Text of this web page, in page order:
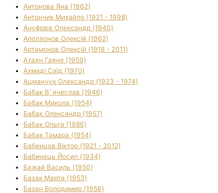
Антонова Яна (1962)
Антончик Михайло (1921 - 1998)
Ануфрієв Олександр (1940)
Аполлонов Олексій (1962)
Артамонов Олексій (1918 - 2011)
Атаян Гаяне (1959)
Ахмаді Саїд (1970)
Ацманчук Олександр (1923 - 1974)
Бабак В`ячеслав (1946)
Бабак Микола (1954)
Бабак Олександр (1957)
Бабак Ольга (1986)
Бабак Тамара (1954)
Бабенцов Віктор (1921 - 2012)
Бабинець Йосип (1934)
Бажай Василь (1950)
Базак Марта (1953)
Базан Володимир (1956)